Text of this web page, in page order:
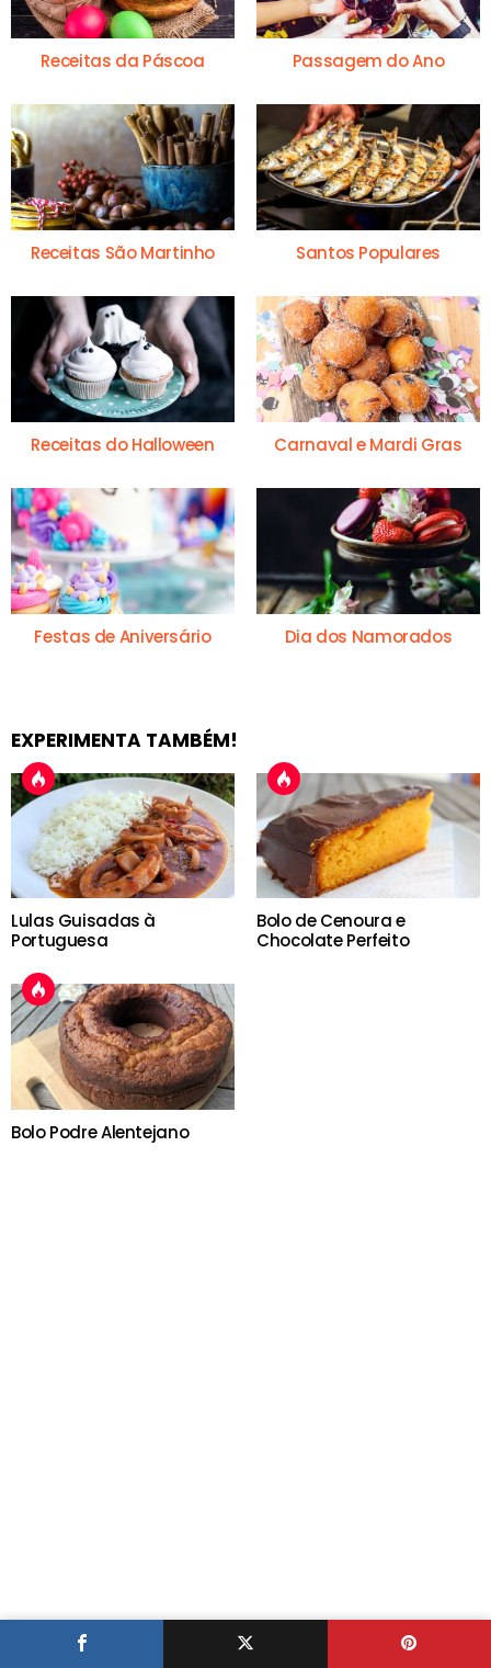
Receitas da Páscoa Passagem do Ano
Receitas São Martinho Santos Populares
Receitas do Halloween Carnaval e Mardi Gras
Festas de Aniversário Dia dos Namorados
EXPERIMENTA TAMBÉM!
Lulas Guisadas à
Portuguesa
Bolo de Cenoura e
Chocolate Perfeito
Bolo Podre Alentejano